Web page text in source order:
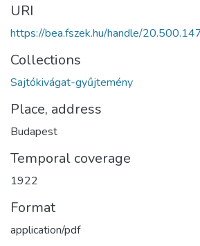
URI
https://bea.fszek.hu/handle/
Collections
Sajtókivágat-gyűjtemény
Place, address
Budapest
Temporal coverage
1922
Format
application/pdf